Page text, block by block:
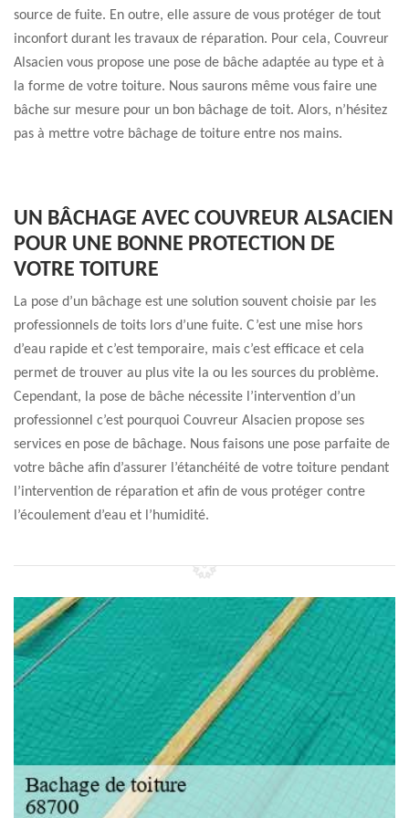
source de fuite. En outre, elle assure de vous protéger de tout
inconfort durant les travaux de réparation. Pour cela, Couvreur
Alsacien vous propose une pose de bâche adaptée au type et à
la forme de votre toiture. Nous saurons même vous faire une
bâche sur mesure pour un bon bâchage de toit. Alors, n’hésitez
pas à mettre votre bâchage de toiture entre nos mains.
UN BÂCHAGE AVEC COUVREUR ALSACIEN
POUR UNE BONNE PROTECTION DE
VOTRE TOITURE
La pose d’un bâchage est une solution souvent choisie par les
professionnels de toits lors d’une fuite. C’est une mise hors
d’eau rapide et c’est temporaire, mais c’est efficace et cela
permet de trouver au plus vite la ou les sources du problème.
Cependant, la pose de bâche nécessite l’intervention d’un
professionnel c’est pourquoi Couvreur Alsacien propose ses
services en pose de bâchage. Nous faisons une pose parfaite de
votre bâche afin d’assurer l’étanchéité de votre toiture pendant
l’intervention de réparation et afin de vous protéger contre
l’écoulement d’eau et l’humidité.